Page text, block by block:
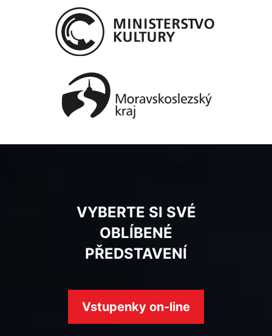
VYBERTE SI SVÉ
OBLÍBENÉ
PŘEDSTAVENÍ
Vstupenky on-line